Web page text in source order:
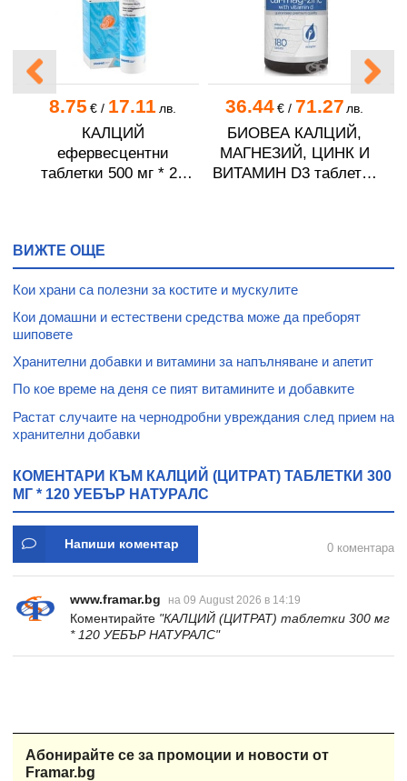
8.75 € / 17.11 лв.
КАЛЦИЙ
ефервесцентни
таблетки 500 мг * 20
36.44 €/ 71.27 лв.
БИОВЕА КАЛЦИЙ,
МАГНЕЗИЙ, ЦИНК И
ВИТАМИН D3 таблетки
ВИЖТЕ ОЩЕ
Кои храни са полезни за костите и мускулите
Кои домашни и естествени средства може да преборят
шиповете
Хранителни добавки и витамини за напълняване и апетит
По кое време на деня се пият витамините и добавките
Растат случаите на чернодробни увреждания след прием на
хранителни добавки
КОМЕНТАРИ КЪМ КАЛЦИЙ (ЦИТРАТ) ТАБЛЕТКИ 300
МГ * 120 УЕБЪР НАТУРАЛС
Напиши коментар 0 коментара
www.framar.bg на 09 August 2026 в 14:19
Коментирайте "КАЛЦИЙ (ЦИТРАТ) таблетки 300 мг
* 120 УЕБЪР НАТУРАЛС"
Абонирайте се за промоции и новости от
Framar.bg